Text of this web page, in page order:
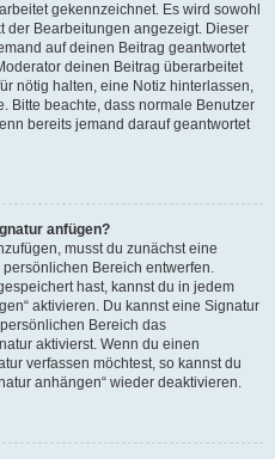
gekennzeichnet. Es wird sowohl
der Bearbeitungen angezeigt. Dieser
auf deinen Beitrag geantwortet
deinen Beitrag überarbeitet
nötig halten, eine Notiz hinterlassen,
Bitte beachte, dass normale Benutzer
bereits jemand darauf geantwortet
anfügen?
musst du zunächst eine
Bereich entwerfen.
hast, kannst du in jedem
aktivieren. Du kannst eine Signatur
Bereich das
aktivierst. Wenn du einen
verfassen möchtest, so kannst du
anhängen“ wieder deaktivieren.